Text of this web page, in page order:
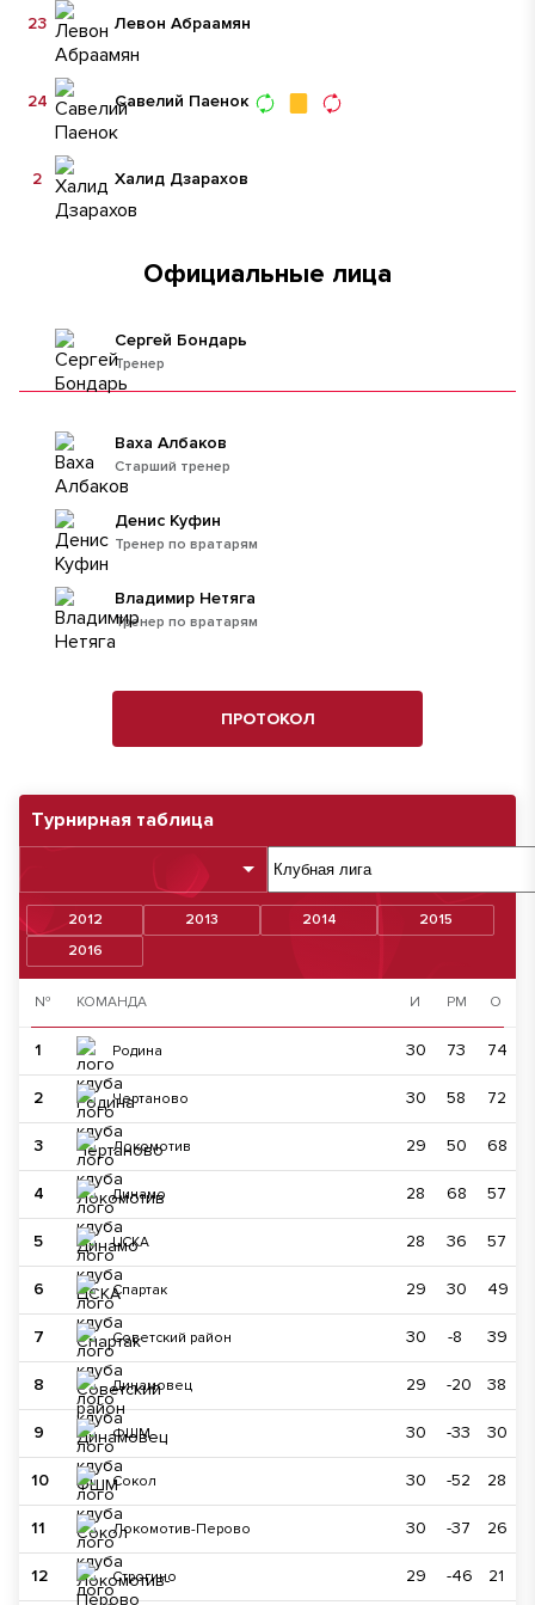
Турнирная таблица
2012 2013 2014
2015
2016
№ КОМАНДА И РМ О
1 Родина 30 73 74
2 Чертаново 30 58 72
3 Локомотив 29 50 68
4 Динамо 28 68 57
5 ЦСКА 28 36 57
6 Спартак 29 30 49
7 Советский район 30 -8 39
8 Динамовец 29 -20 38
9 ФШМ 30 -33 30
10 Сокол 30 -52 28
11 Локомотив-Перово 30 -37 26
12 Строгино 29 -46 21
Левон Абраамян
23
Савелий Паенок
24
Халид Дзарахов
2
Официальные лица
Тренер
Сергей Бондарь
Старший тренер
Ваха Албаков
Тренер по вратарям
Денис Куфин
Тренер по вратарям
Владимир Нетяга
ПРОТОКОЛ